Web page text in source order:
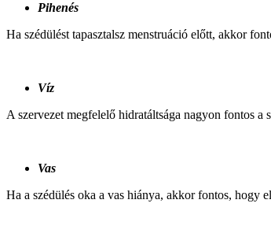
Pihenés
Ha szédülést tapasztalsz menstruáció előtt, akkor
Víz
A szervezet megfelelő hidratáltsága nagyon fontos a
Vas
Ha a szédülés oka a vas hiánya, akkor fontos, hogy